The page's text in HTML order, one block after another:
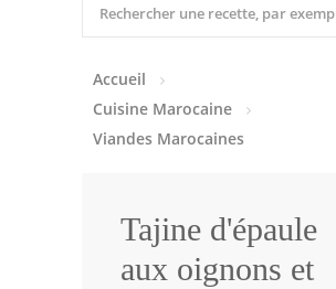
Entrées Froides
Tajines
Viandes
Volailles
Accueil
Cuisine Marocaine
Viandes Marocaines
Tajine d'épaule
aux oignons et